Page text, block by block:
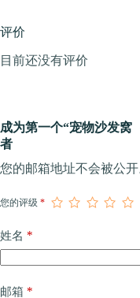
评价
目前还没有评价
成为第一个“宠物沙发窝
者
您的邮箱地址不会被公开
您的评级 *
姓名 *
邮箱 *